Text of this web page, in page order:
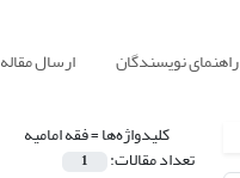
راهنمای نویسندگان ارسال مقاله
کلیدواژه‌ها =فقه امامیه
تعداد مقالات: 1